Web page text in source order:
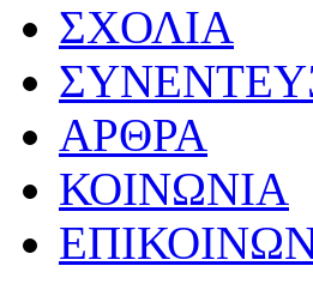
ΣΧΟΛΙΑ
ΑΡΘΡΑ
ΚΟΙΝΩΝΙΑ